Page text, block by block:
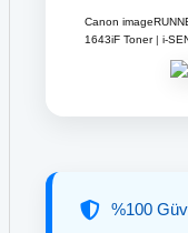
Canon
1643iF Toner | i-
%100